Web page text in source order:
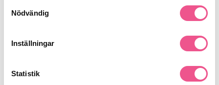
Nödvändig
Inställningar
Statistik
Sachajuan Body Wash Ginger Sachajuan Body Wash Fresh